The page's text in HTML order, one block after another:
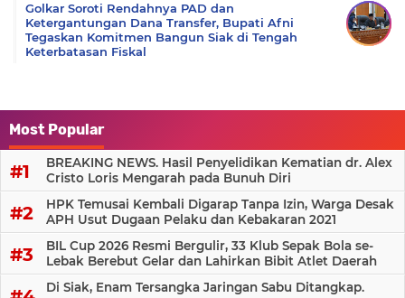
Golkar Soroti Rendahnya PAD dan
Ketergantungan Dana Transfer, Bupati Afni
Tegaskan Komitmen Bangun Siak di Tengah
Keterbatasan Fiskal
Most Popular
BREAKING NEWS. Hasil Penyelidikan Kematian dr. Alex
Cristo Loris Mengarah pada Bunuh Diri
HPK Temusai Kembali Digarap Tanpa Izin, Warga Desak
APH Usut Dugaan Pelaku dan Kebakaran 2021
BIL Cup 2026 Resmi Bergulir, 33 Klub Sepak Bola se-
Lebak Berebut Gelar dan Lahirkan Bibit Atlet Daerah
Di Siak, Enam Tersangka Jaringan Sabu Ditangkap.